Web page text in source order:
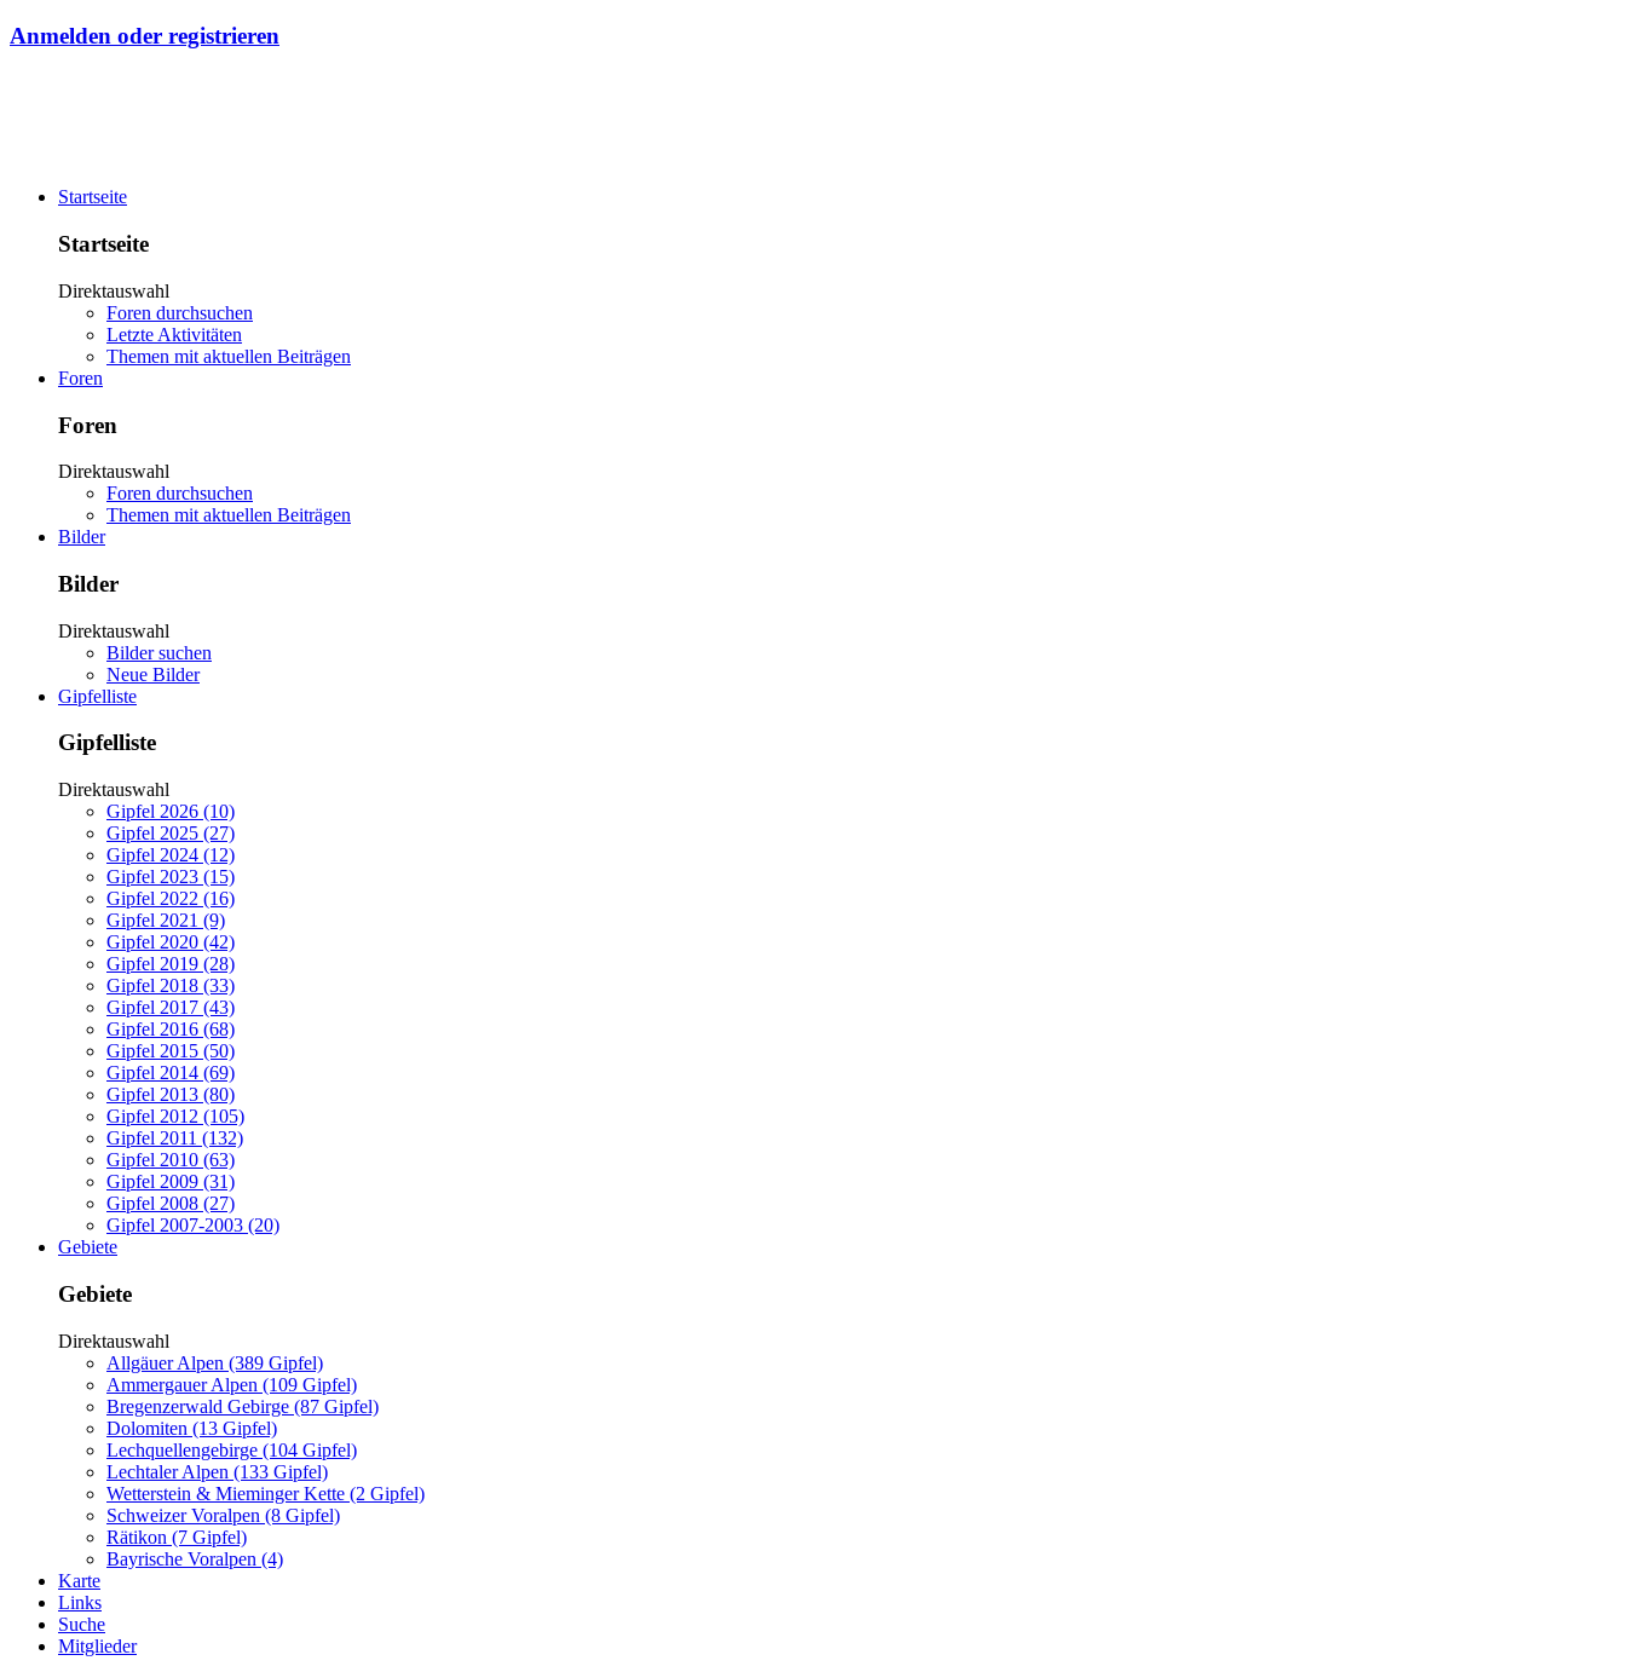
Anmelden oder registrieren
Startseite
Startseite
Direktauswahl
Foren durchsuchen
Letzte Aktivitäten
Themen mit aktuellen Beiträgen
Foren
Foren
Direktauswahl
Foren durchsuchen
Themen mit aktuellen Beiträgen
Bilder
Bilder
Direktauswahl
Bilder suchen
Neue Bilder
Gipfelliste
Gipfelliste
Direktauswahl
Gipfel 2026 (10)
Gipfel 2025 (27)
Gipfel 2024 (12)
Gipfel 2023 (15)
Gipfel 2022 (16)
Gipfel 2021 (9)
Gipfel 2020 (42)
Gipfel 2019 (28)
Gipfel 2018 (33)
Gipfel 2017 (43)
Gipfel 2016 (68)
Gipfel 2015 (50)
Gipfel 2014 (69)
Gipfel 2013 (80)
Gipfel 2012 (105)
Gipfel 2011 (132)
Gipfel 2010 (63)
Gipfel 2009 (31)
Gipfel 2008 (27)
Gipfel 2007-2003 (20)
Gebiete
Gebiete
Direktauswahl
Allgäuer Alpen (389 Gipfel)
Ammergauer Alpen (109 Gipfel)
Bregenzerwald Gebirge (87 Gipfel)
Dolomiten (13 Gipfel)
Lechquellengebirge (104 Gipfel)
Lechtaler Alpen (133 Gipfel)
Wetterstein & Mieminger Kette (2 Gipfel)
Schweizer Voralpen (8 Gipfel)
Rätikon (7 Gipfel)
Bayrische Voralpen (4)
Karte
Links
Suche
Mitglieder